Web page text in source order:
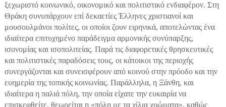
ξεχωριστό κοινωνικό, οικονομικό και πολιτιστικό ενδιαφέρον. Στη
Θράκη συνυπάρχουν επί δεκαετίες Έλληνες χριστιανοί και
μουσουλμάνοι πολίτες, οι οποίοι ζουν ειρηνικά, αποτελώντας ένα
ιδιαίτερα επιτυχημένο παράδειγμα αρμονικής συνύπαρξης,
ισονομίας και ισοπολιτείας. Παρά τις διαφορετικές θρησκευτικές
και πολιτιστικές παραδόσεις τους, οι κάτοικοι της περιοχής
συνεργάζονται και συνεισφέρουν από κοινού στην πρόοδο και την
ευημερία της τοπικής κοινωνίας. Παράλληλα, η Ξάνθη, και
ιδιαίτερα η παλιά πόλη, την οποία είχατε την ευκαιρία να
επισκεφθείτε, θεωρείται η «πόλη με τα χίλια χρώματα», καθώς